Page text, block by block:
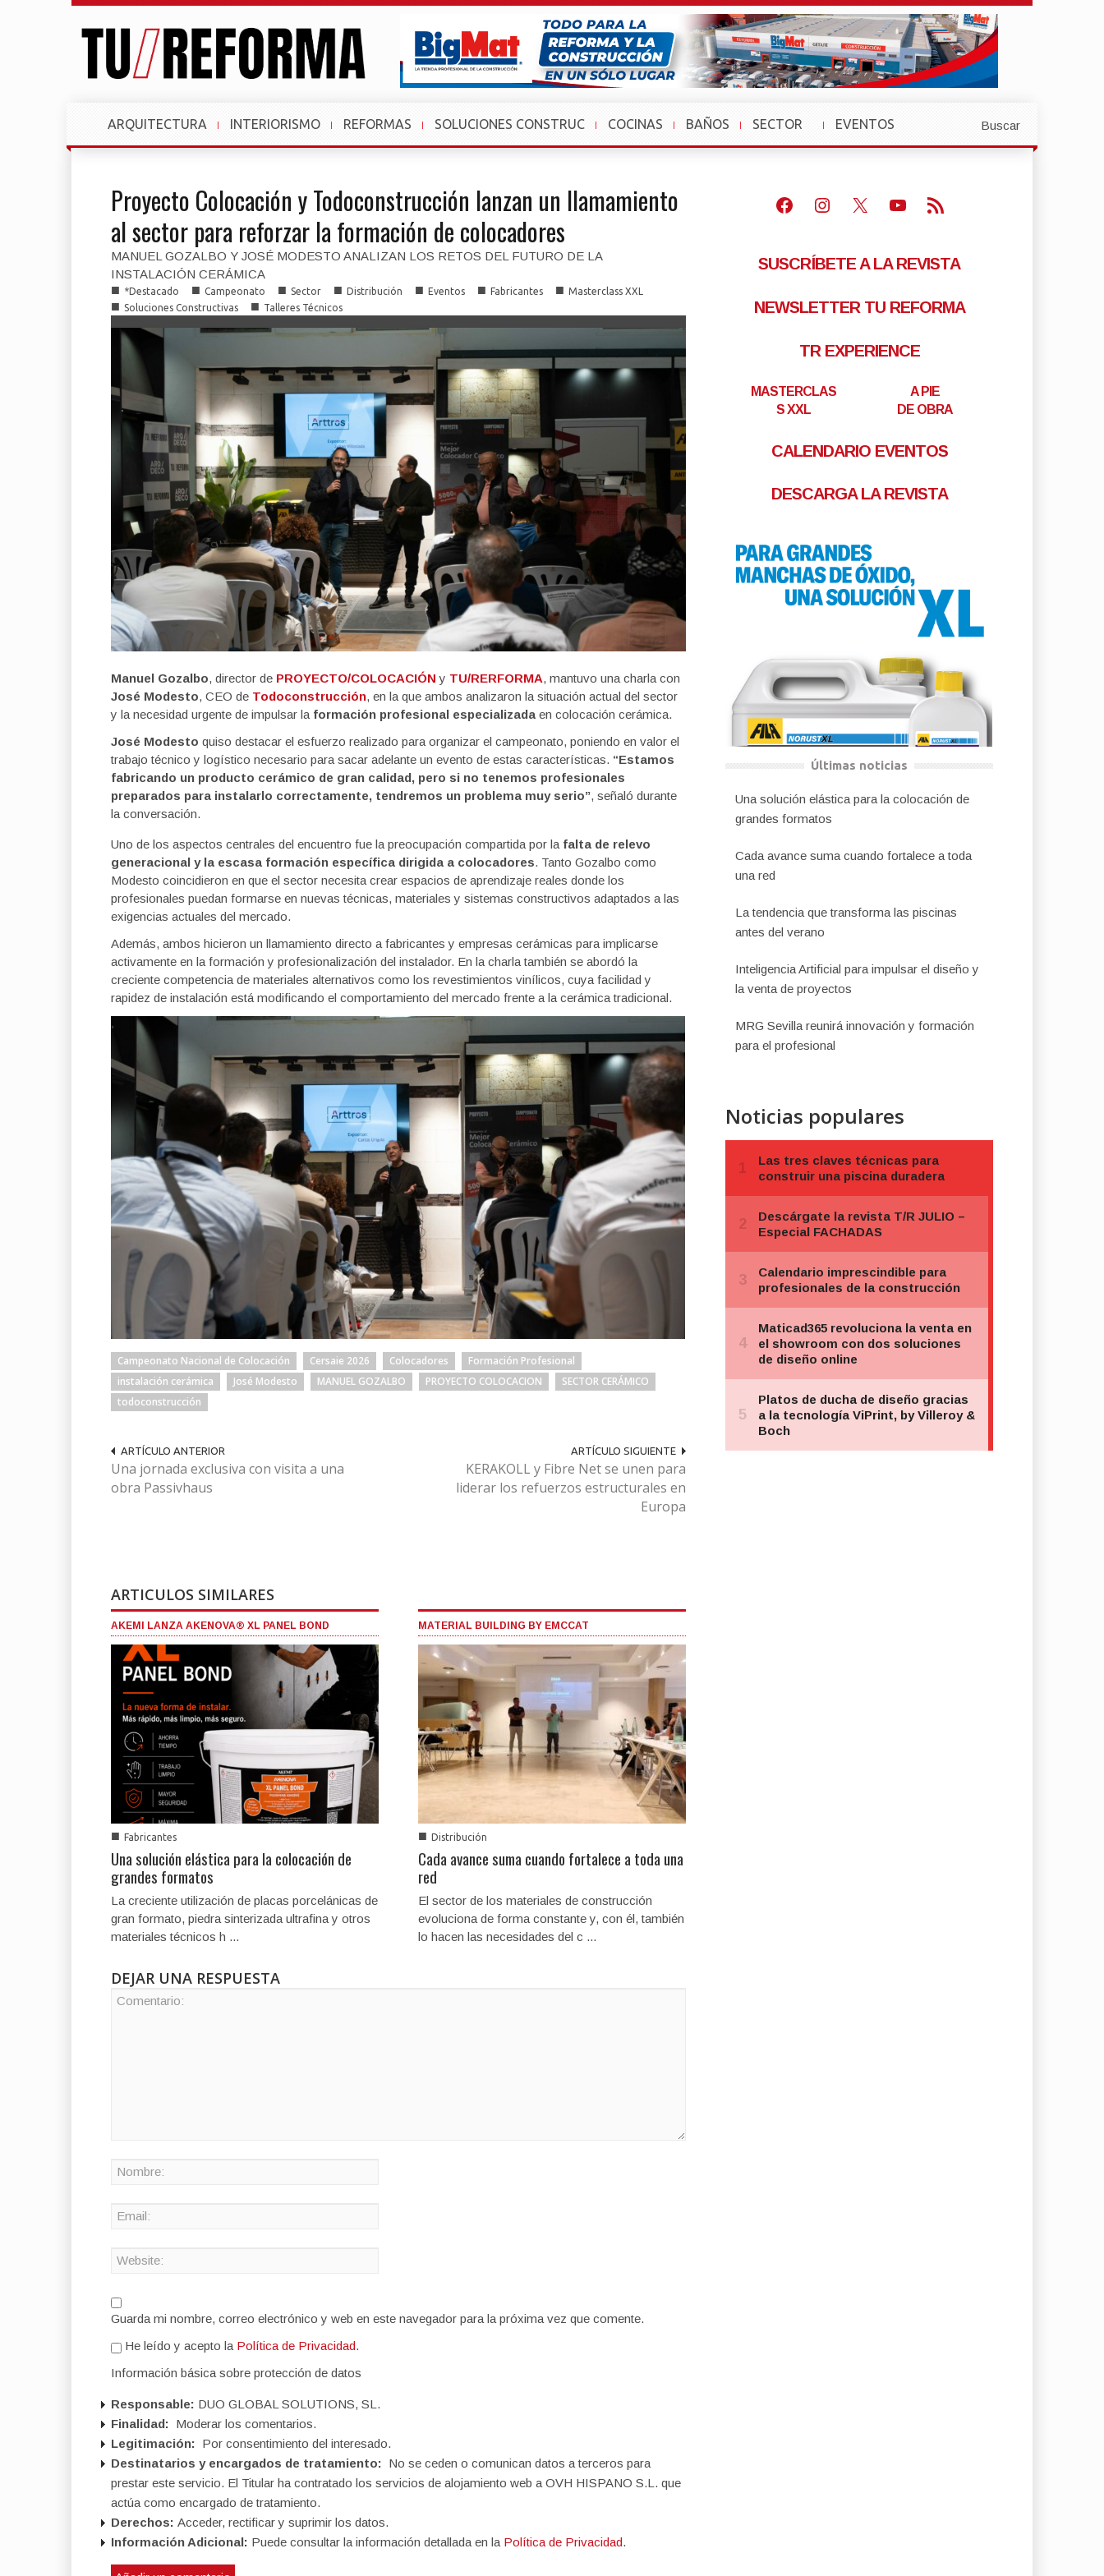
ARQUITECTURA INTERIORISMO REFORMAS SOLUCIONES CONSTRUC COCINAS BAÑOS
SECTOR
»
EVENTOS
»
Buscar
Proyecto Colocación y Todoconstrucción lanzan un llamamiento
al sector para reforzar la formación de colocadores
MANUEL GOZALBO Y JOSÉ MODESTO ANALIZAN LOS RETOS DEL FUTURO DE LA
INSTALACIÓN CERÁMICA
■ *Destacado ■ Campeonato ■ Sector ■ Distribución ■ Eventos ■ Fabricantes ■ Masterclass XXL
■ Soluciones Constructivas ■ Talleres Técnicos
Manuel Gozalbo, director de PROYECTO/COLOCACIÓN y TU/RERFORMA, mantuvo una charla con
José Modesto, CEO de Todoconstrucción, en la que ambos analizaron la situación actual del sector
y la necesidad urgente de impulsar la formación profesional especializada en colocación cerámica.
José Modesto quiso destacar el esfuerzo realizado para organizar el campeonato, poniendo en valor el
trabajo técnico y logístico necesario para sacar adelante un evento de estas características. “Estamos
fabricando un producto cerámico de gran calidad, pero si no tenemos profesionales
preparados para instalarlo correctamente, tendremos un problema muy serio”, señaló durante
la conversación.
Uno de los aspectos centrales del encuentro fue la preocupación compartida por la falta de relevo
generacional y la escasa formación específica dirigida a colocadores. Tanto Gozalbo como
Modesto coincidieron en que el sector necesita crear espacios de aprendizaje reales donde los
profesionales puedan formarse en nuevas técnicas, materiales y sistemas constructivos adaptados a las
exigencias actuales del mercado.
Además, ambos hicieron un llamamiento directo a fabricantes y empresas cerámicas para implicarse
activamente en la formación y profesionalización del instalador. En la charla también se abordó la
creciente competencia de materiales alternativos como los revestimientos vinílicos, cuya facilidad y
rapidez de instalación está modificando el comportamiento del mercado frente a la cerámica tradicional.
Campeonato Nacional de Colocación Cersaie 2026 Colocadores
Formación Profesional
instalación cerámica
José Modesto MANUEL GOZALBO PROYECTO COLOCACION
SECTOR CERÁMICO
todoconstrucción
ARTÍCULO ANTERIOR
Una jornada exclusiva con visita a una
obra Passivhaus
ARTÍCULO SIGUIENTE
KERAKOLL y Fibre Net se unen para
liderar los refuerzos estructurales en
Europa
ARTICULOS SIMILARES
AKEMI LANZA AKENOVA® XL PANEL BOND
■ Fabricantes
Una solución elástica para la colocación de
grandes formatos
La creciente utilización de placas porcelánicas de
gran formato, piedra sinterizada ultrafina y otros
materiales técnicos h ...
MATERIAL BUILDING BY EMCCAT
■ Distribución
Cada avance suma cuando fortalece a toda una
red
El sector de los materiales de construcción
evoluciona de forma constante y, con él, también
lo hacen las necesidades del c ...
DEJAR UNA RESPUESTA
Guarda mi nombre, correo electrónico y web en este navegador para la próxima vez que comente.
He leído y acepto la Política de Privacidad.
Información básica sobre protección de datos
Responsable: DUO GLOBAL SOLUTIONS, SL.
Finalidad: Moderar los comentarios.
Legitimación: Por consentimiento del interesado.
Destinatarios y encargados de tratamiento: No se ceden o comunican datos a terceros para
prestar este servicio. El Titular ha contratado los servicios de alojamiento web a OVH HISPANO S.L. que
actúa como encargado de tratamiento.
Derechos: Acceder, rectificar y suprimir los datos.
Información Adicional: Puede consultar la información detallada en la Política de Privacidad.
Facebook
Instagram
X Youtube
Feed RSS
SUSCRÍBETE A LA REVISTA
NEWSLETTER TU REFORMA
TR EXPERIENCE
MASTERCLAS
S XXL
A PIE
DE OBRA
CALENDARIO EVENTOS
DESCARGA LA REVISTA
Últimas noticias
Una solución elástica para la colocación de
grandes formatos
Cada avance suma cuando fortalece a toda
una red
La tendencia que transforma las piscinas
antes del verano
Inteligencia Artificial para impulsar el diseño y
la venta de proyectos
MRG Sevilla reunirá innovación y formación
para el profesional
Noticias populares